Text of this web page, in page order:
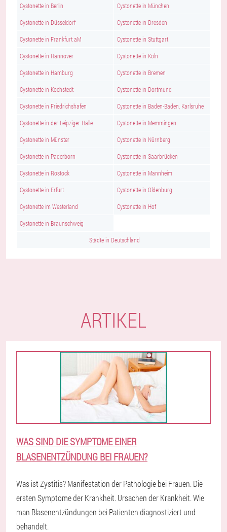
Cystonette in Berlin Cystonette in München
Cystonette in Düsseldorf Cystonette in Dresden
Cystonette in Frankfurt aM Cystonette in Stuttgart
Cystonette in Hannover Cystonette in Köln
Cystonette in Hamburg Cystonette in Bremen
Cystonette in Kochstedt Cystonette in Dortmund
Cystonette in Friedrichshafen Cystonette in Baden-Baden, Karlsruhe
Cystonette in der Leipziger Halle Cystonette in Memmingen
Cystonette in Münster Cystonette in Nürnberg
Cystonette in Paderborn Cystonette in Saarbrücken
Cystonette in Rostock Cystonette in Mannheim
Cystonette in Erfurt Cystonette in Oldenburg
Cystonette im Westerland Cystonette in Hof
Cystonette in Braunschweig
Städte in Deutschland
ARTIKEL
WAS SIND DIE SYMPTOME EINER
BLASENENTZÜNDUNG BEI FRAUEN?
Was ist Zystitis? Manifestation der Pathologie bei Frauen. Die
ersten Symptome der Krankheit. Ursachen der Krankheit. Wie
man Blasenentzündungen bei Patienten diagnostiziert und
behandelt.